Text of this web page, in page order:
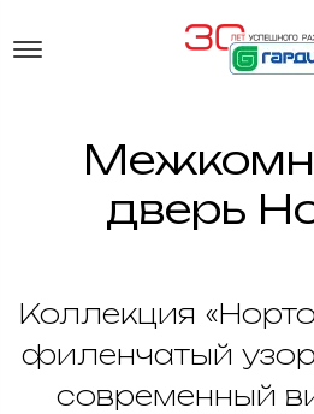
дверь
Коллекция
филенчатый
современный